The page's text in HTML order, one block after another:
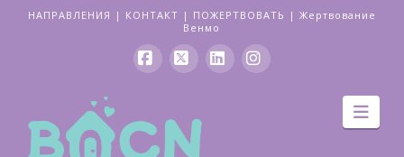
НАПРАВЛЕНИЯ | КОНТАКТ | ПОЖЕРТВОВАТЬ | Жертвование
Венмо